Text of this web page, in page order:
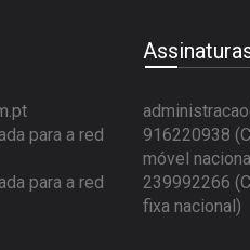
para a red
para a red
916220938
móvel
239992266
fixa nacional)